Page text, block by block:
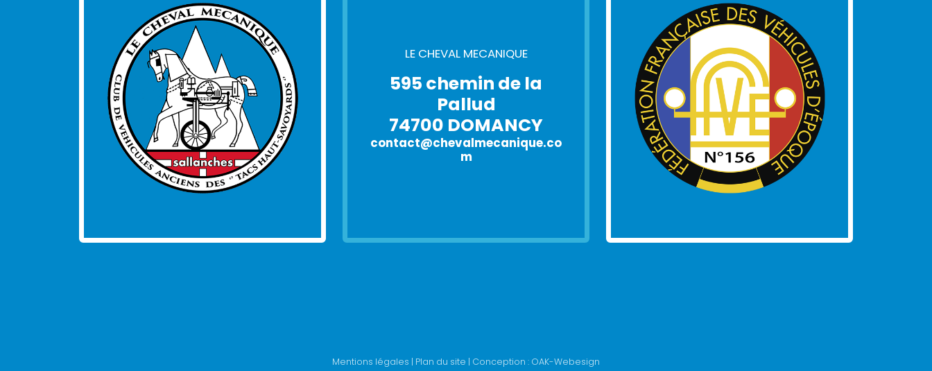
LE CHEVAL MECANIQUE
595 chemin de la
Pallud
74700 DOMANCY
contact@chevalmecanique.co
m
Mentions légales | Plan du site | Conception : OAK-Webesign